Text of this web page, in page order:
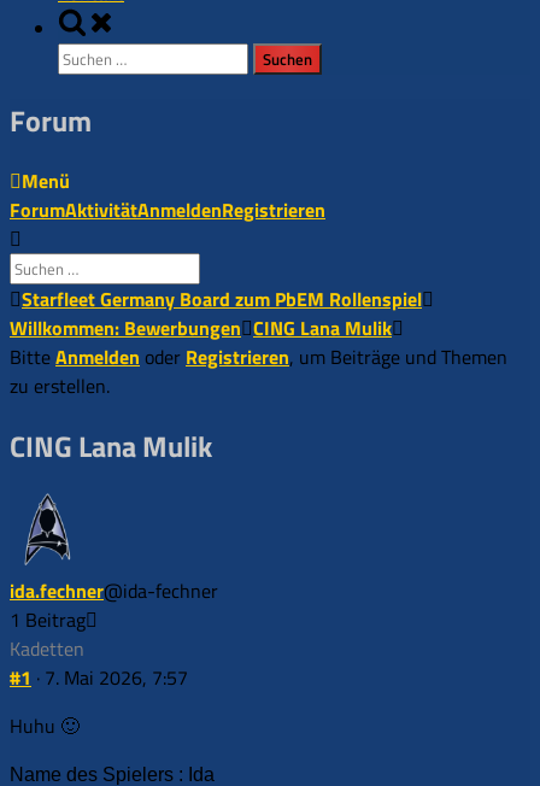
Toggle
search
form
Suchen
Forum
Menü
Forum-
Navigation
ForumAktivitätAnmeldenRegistrieren
Forum-
Breadcrumbs
-
Du
hier:
Starfleet Germany Board zum PbEM Rollenspiel
Willkommen: Bewerbungen CING Lana Mulik
BitteAnmelden oder Registrieren, um Beiträge und Themen
zu erstellen.
CING Lana Mulik
ida.fechner@ida-fechner
1 Beitrag
Kadetten
#1 · 7. Mai 2026, 7:57
Huhu 🙂
Name des Spielers : Ida